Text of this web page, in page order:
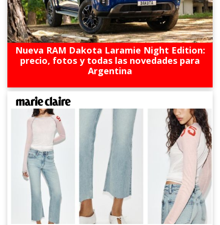
Nueva RAM Dakota Laramie Night Edition:
precio, fotos y todas las novedades para
Argentina